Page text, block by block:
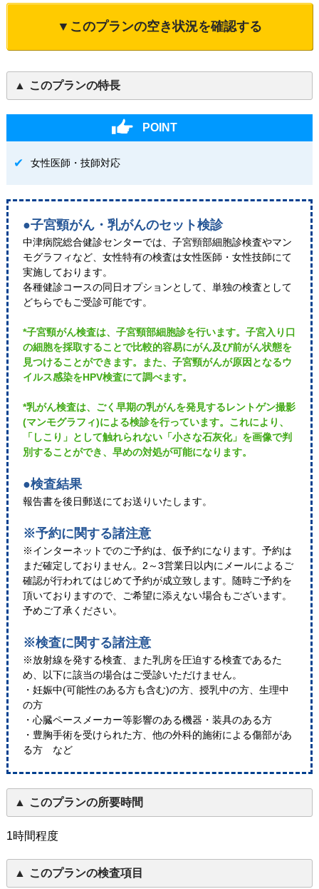
▼このプランの空き状況を確認する
このプランの特長
POINT
女性医師・技師対応
●子宮頸がん・乳がんのセット検診
中津病院総合健診センターでは、子宮頸部細胞診検査やマン
モグラフィなど、女性特有の検査は女性医師・女性技師にて
実施しております。
各種健診コースの同日オプションとして、単独の検査として
どちらでもご受診可能です。
*子宮頸がん検査は、子宮頸部細胞診を行います。子宮入り口
の細胞を採取することで比較的容易にがん及び前がん状態を
見つけることができます。また、子宮頸がんが原因となるウ
イルス感染をHPV検査にて調べます。
*乳がん検査は、ごく早期の乳がんを発見するレントゲン撮影
(マンモグラフィ)による検診を行っています。これにより、
「しこり」として触れられない「小さな石灰化」を画像で判
別することができ、早めの対処が可能になります。
●検査結果
報告書を後日郵送にてお送りいたします。
※予約に関する諸注意
※インターネットでのご予約は、仮予約になります。予約は
まだ確定しておりません。2～3営業日以内にメールによるご
確認が行われてはじめて予約が成立致します。随時ご予約を
頂いておりますので、ご希望に添えない場合もございます。
予めご了承ください。
※検査に関する諸注意
※放射線を発する検査、また乳房を圧迫する検査であるた
め、以下に該当の場合はご受診いただけません。
・妊娠中(可能性のある方も含む)の方、授乳中の方、生理中
の方
・心臓ペースメーカー等影響のある機器・装具のある方
・豊胸手術を受けられた方、他の外科的施術による傷部があ
る方 など
このプランの所要時間
1時間程度
このプランの検査項目